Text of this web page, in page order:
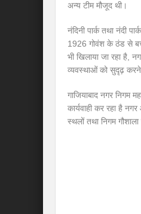
अन्य टीम मौजूद थी।
नंदिनी पार्क तथा नंदी
1926 गोवंश के ठंड से
भी खिलाया जा रहा है,
व्यवस्थाओं को सुदृढ़
गाजियाबाद नगर निगम
कार्यवाही कर रहा है
स्थलों तथा निगम